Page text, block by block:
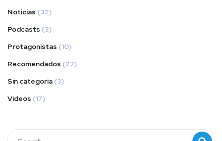
Noticias (32)
Podcasts (3)
Protagonistas (10)
Recomendados (27)
Sin categoría (3)
Videos (17)